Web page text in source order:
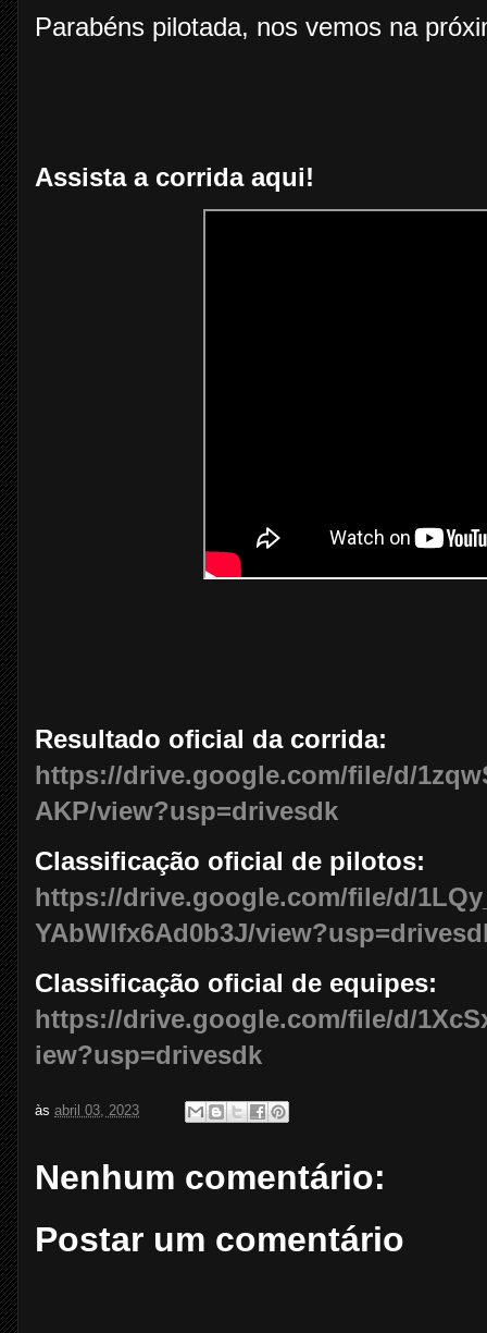
Parabéns pilotada, nos vemos na
Assista a corrida aqui!
Resultado oficial da corrida:
https://drive.google.com/file/d/
AKP/view?usp=drivesdk
Classificação oficial de pilotos:
https://drive.google.com/file/d/
YAbWlfx6Ad0b3J/
Classificação oficial de equipes:
https://drive.google.com/file/d/
iew?usp=drivesdk
às abril 03, 2023
Nenhum comentário:
Postar um comentário